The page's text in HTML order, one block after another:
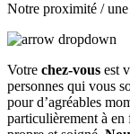
Notre proximité /
Votre chez-vous est
personnes qui vous
pour d’agréables
particulièrement à en